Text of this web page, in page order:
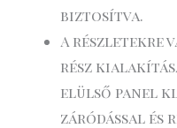
biztosítva.
A részletekre
rész
elülső panel
záródással